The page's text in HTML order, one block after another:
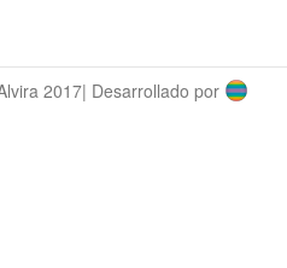
2017| Desarrollado por